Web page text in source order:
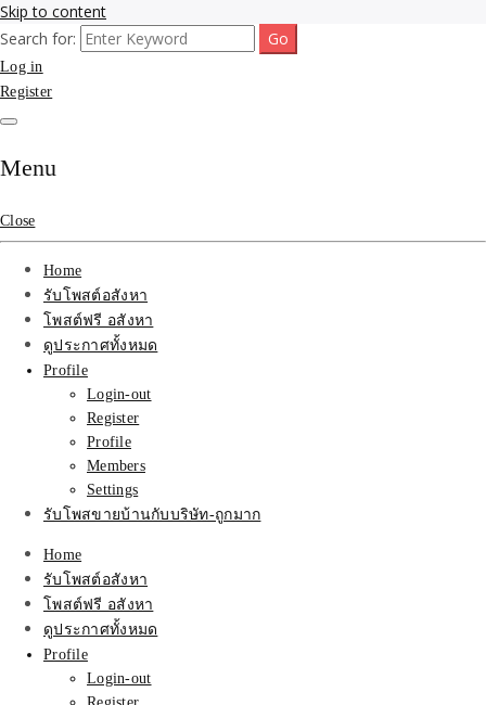
Skip to content
รับจ้างโพสขายบ้าน ที่ดิน
ติดAI SEO กับบริษัทใหญ่
รับจ้างทำโฆษณา สินค้า
บ้านที่ดิน ราคา ถูกและดี
ที่สุด บริการ โปรโมท
โฆษณารับโพสอสังหา ทีม
งาน บริํษัทใหญ่ เว็บขาย
บ้าน คุณภาพอันดับ1
SEOขายบ้าน
รับจ้างโพสขายบ้าน ที่ดิน ไม่มีค่านายหน้า กับบริษัท SEO-AI เน้นติดหน้า
แรก บริการโพสต์ โปรโมท รับจ้างทำโฆษณา ราคาถูก เว็บขายบ้าน รับโพ
สอสังหา ติดหน้าแรกกูเกิ้ล ทีมงาน บริํษัทใหญ่ รับประกันผลงาน ที่เดียวใน
Search for:
Log in
Register
Menu
Close
Home
รับโพสต์อสังหา
โพสต์ฟรี อสังหา
ดูประกาศทั้งหมด
Profile
Login-out
Register
Profile
Members
Settings
รับโพสขายบ้านกับบริษัท-ถูกมาก
Home
รับโพสต์อสังหา
โพสต์ฟรี อสังหา
ดูประกาศทั้งหมด
Profile
Login-out